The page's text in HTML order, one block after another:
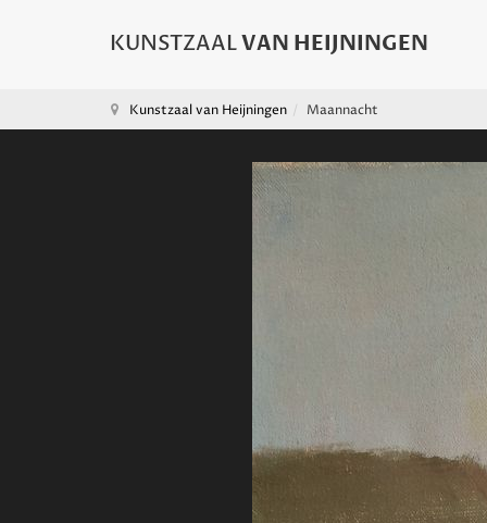
Kunstzaal van Heijningen Maannacht